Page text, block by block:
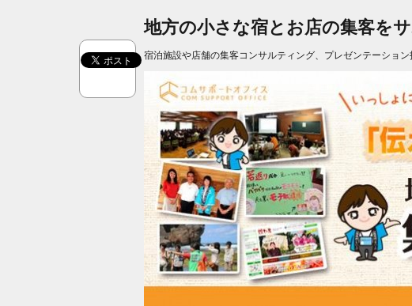
地方の小さな宿とお店の集客を
宿泊施設や店舗の集客コンサルティング、プレゼンテーショ